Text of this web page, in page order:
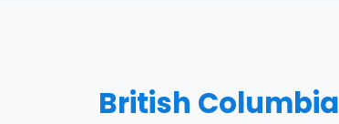
British Columbia